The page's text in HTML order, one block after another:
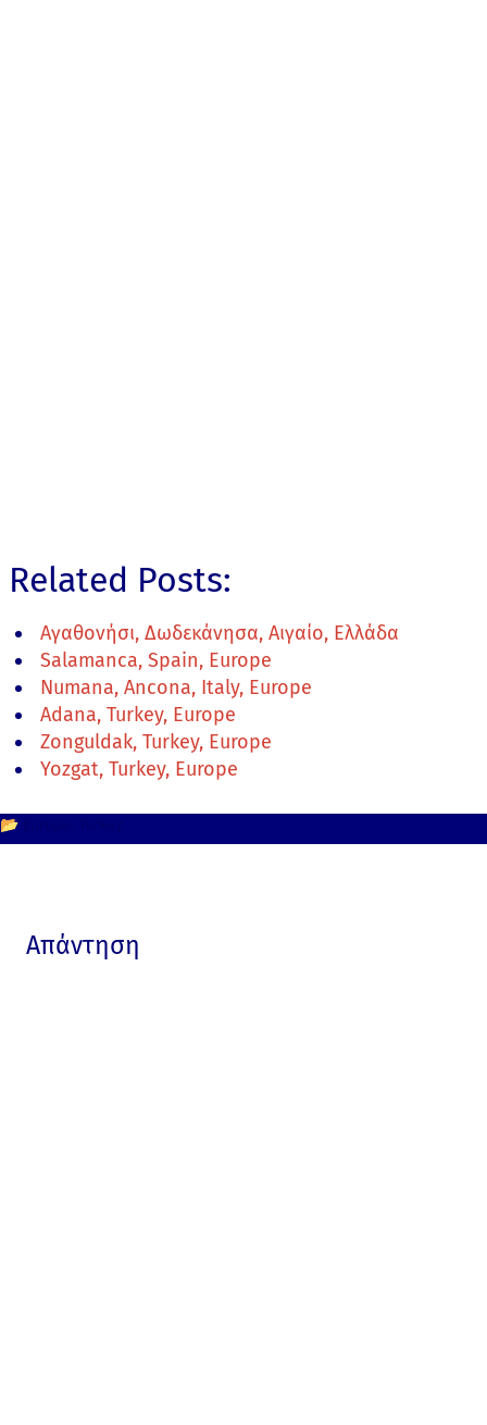
Related Posts:
Αγαθονήσι, Δωδεκάνησα, Αιγαίο, Ελλάδα
Salamanca, Spain, Europe
Numana, Ancona, Italy, Europe
Adana, Turkey, Europe
Zonguldak, Turkey, Europe
Yozgat, Turkey, Europe
📂
Απάντηση